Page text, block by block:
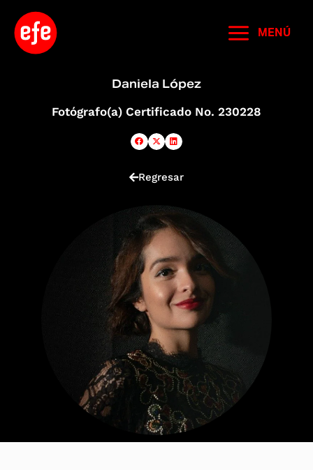
contenido
MENÚ
Daniela López
Fotógrafo(a) Certificado No. 230228
Regresar